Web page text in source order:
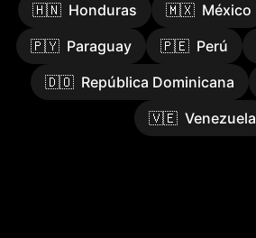
🇭🇳 Honduras 🇲🇽 México
🇵🇾 Paraguay 🇵🇪 Perú
🇩🇴 República Dominicana
🇻🇪 Venezuela